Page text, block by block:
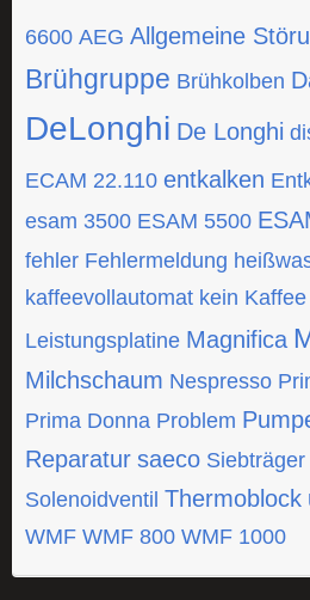
6600 AEG Allgemeine
Brühgruppe Brühkolben
DeLonghi De Longhi
ECAM 22.110 entkalken
esam 3500 ESAM 5500
fehler Fehlermeldung
kaffeevollautomat kein Kaffee
Leistungsplatine Magnifica
Milchschaum Nespresso
Prima Donna Problem
Reparatur saeco Siebträger
Solenoidventil Thermoblock
WMF WMF 800 WMF 1000